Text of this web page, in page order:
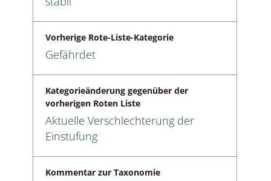
Vorherige Rote-Liste-Kategorie
Gefährdet
Kategorieänderung gegenüber der
vorherigen Roten Liste
Aktuelle Verschlechterung der
Einstufung
Kommentar zur Taxonomie